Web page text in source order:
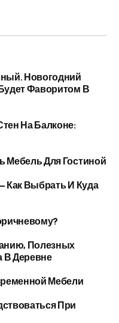
Новогодний
Фаворитом В
На Балконе:
Мебель Для Гостиной
Как Выбрать И Куда
Полезных
В Деревне
Мебели
При